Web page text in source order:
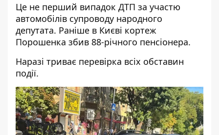
Це не перший випадок ДТП за участю
автомобілів супроводу народного
депутата. Раніше в Києві кортеж
Порошенка збив 88-річного пенсіонера.
Наразі триває перевірка всіх обставин
події.